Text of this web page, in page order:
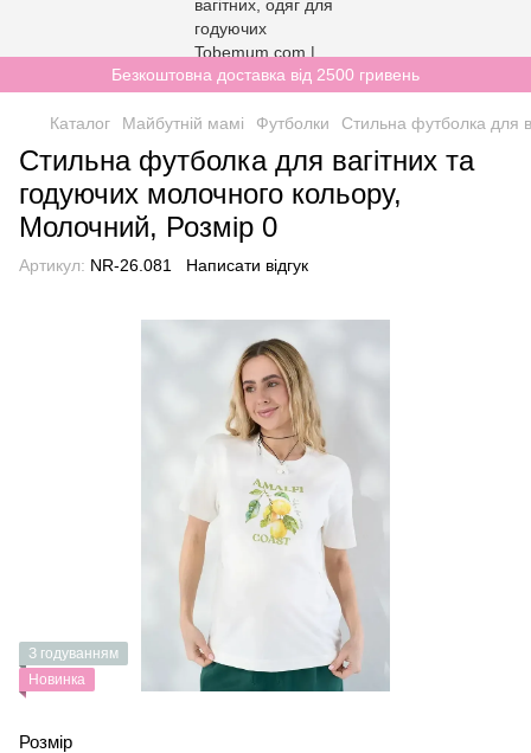
Безкоштовна доставка від 2500 гривень
Каталог Майбутній мамі Футболки Стильна футболка для
Стильна футболка для вагітних та
годуючих молочного кольору,
Молочний, Розмір 0
Артикул: NR-26.081 Написати відгук
З годуванням
Новинка
Розмір